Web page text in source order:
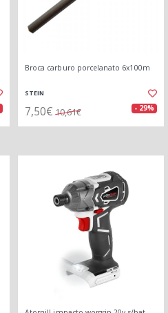
Broca carburo porcelanato 6x100m
STEIN
7,50€ 10,61€ - 29%